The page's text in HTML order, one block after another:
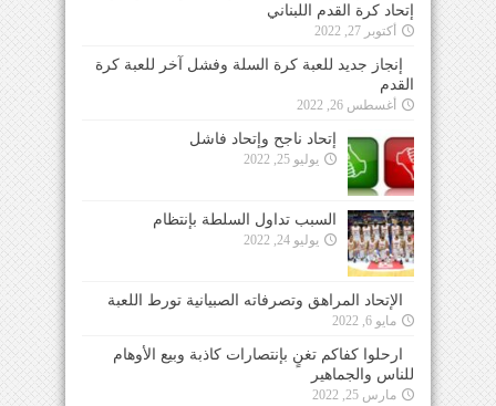
إتحاد كرة القدم اللبناني
أكتوبر 27, 2022
إنجاز جديد للعبة كرة السلة وفشل آخر للعبة كرة
القدم
أغسطس 26, 2022
إتحاد ناجح وإتحاد فاشل
يوليو 25, 2022
السبب تداول السلطة بإنتظام
يوليو 24, 2022
الإتحاد المراهق وتصرفاته الصبيانية تورط اللعبة
مايو 6, 2022
ارحلوا كفاكم تغنٍ بإنتصارات كاذبة وبيع الأوهام
للناس والجماهير
مارس 25, 2022